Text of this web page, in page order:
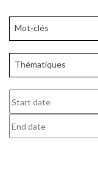
Mot-clés
Thématiques